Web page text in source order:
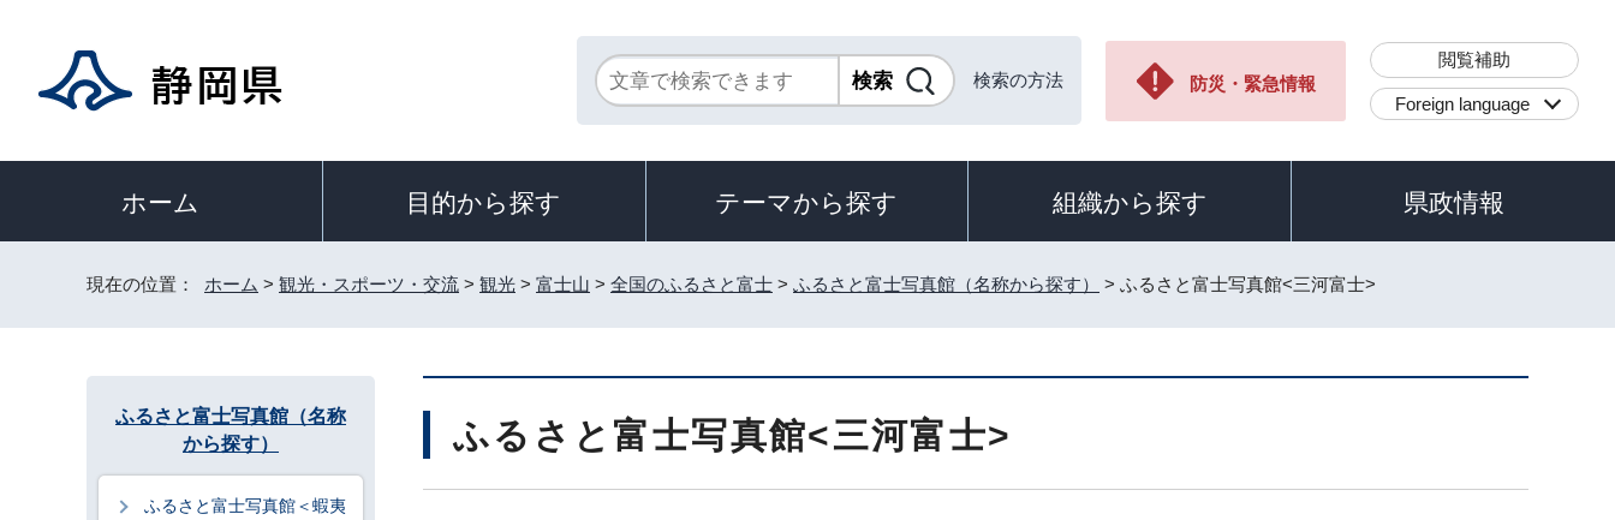
検索の方法 防災・緊急情報
閲覧補助
Foreign language
ホーム 目的から探す テーマから探す 組織から探す 県政情報
現在の位置： ホーム > 観光・スポーツ・交流 > 観光 > 富士山 > 全国のふるさと富士 > ふるさと富士写真館（名称から探す） > ふるさと富士写真館<三河富士>
ふるさと富士写真館<三河富士>
ふるさと富士写真館（名称
から探す）
ふるさと富士写真館＜蝦夷